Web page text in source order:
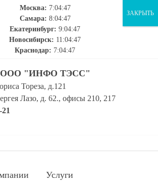
Москва: 7:04:48
Самара: 8:04:48
Екатеринбург: 9:04:48
Новосибирск: 11:04:48
Краснодар: 7:04:48
ООО "ИНФО ТЭСС"
Тореза, д.121
Лазо, д. 62., офисы 210, 217
Услуги
ЗАКРЫТЬ